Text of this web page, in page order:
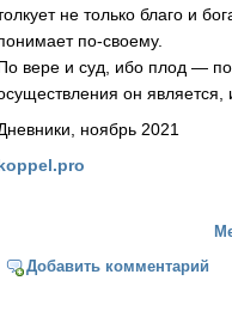
не только благо и
по-своему.
вере и суд, ибо плод — по
он является,
ноябрь 2021
Добавить комментарий